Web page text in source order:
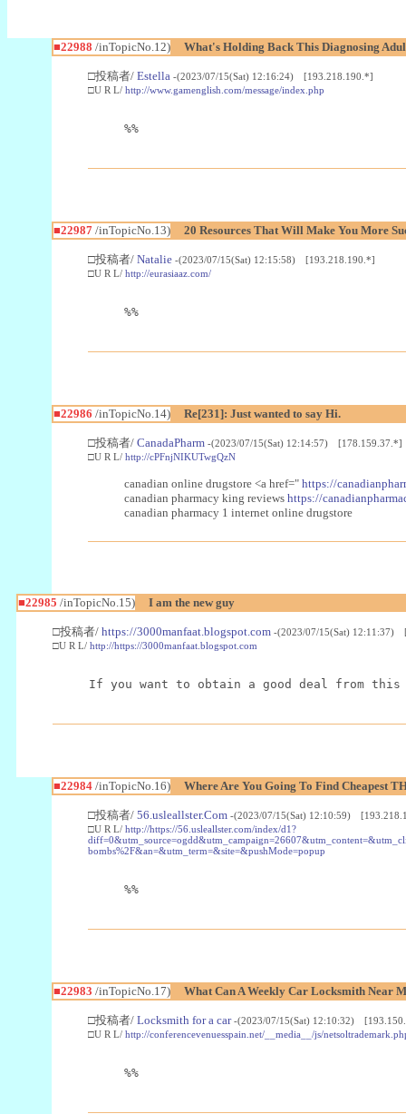
■22988 /inTopicNo.12) What's Holding Back This Diagnosing
□投稿者/ Estella -(2023/07/15(Sat) 12:16:24) [193.218.190.*]
□U R L/ http://www.gamenglish.com/message/index.php
%%
■22987/inTopicNo.13) 20 Resources That Will Make You More
□投稿者/ Natalie -(2023/07/15(Sat) 12:15:58) [193.218.190.*]
□U R L/ http://eurasiaaz.com/
%%
■22986 /inTopicNo.14) Re[231]: Just wanted to say Hi.
□投稿者/ CanadaPharm -(2023/07/15(Sat) 12:14:57) [178.159.37.*]
□U R L/ http://cPFnjNIKUTwgQzN
canadian online drugstore <a href=" https://
canadian pharmacy king reviews https://
canadian pharmacy 1 internet online drugstore
■22985 /inTopicNo.15) I am the new guy
□投稿者/ https://3000manfaat.blogspot.com -(2023/07/15(Sat) 12:11:37)
□U R L/ http://https://3000manfaat.blogspot.com
If you want to obtain a good deal from this
■22984/inTopicNo.16) Where Are You Going To Find Cheapest
□投稿者/ 56.usleallster.Com -(2023/07/15(Sat) 12:10:59)
□U R L/ http://https://56.usleallster.com/index/d1?
bombs%2F&an=&utm_term=&site=&pushMode=popup
%%
■22983 /inTopicNo.17) What Can A Weekly Car Locksmith Near
□投稿者/ Locksmith for a car -(2023/07/15(Sat) 12:10:32)
□U R L/ http://conferencevenuesspain.net/__media__/js/
%%